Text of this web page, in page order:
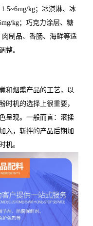
1.5~6mg/kg；冰淇淋、冰
kg；巧克力涂层、糖
肉制品、香肠、海鲜等适
整。
和烟熏产品的工艺，以
时机的选择上很重要，
呈现。一般而言：滚揉
入，斩拌的产品后期加
机。